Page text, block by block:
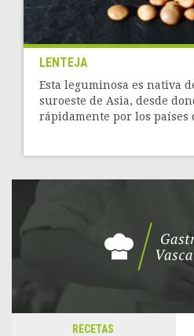
LENTEJA
Esta leguminosa es nativa
suroeste de Asia, desde
rápidamente por los países
RECETAS